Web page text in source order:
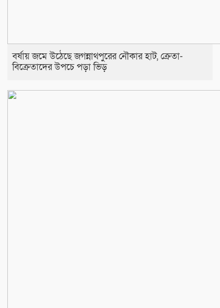
বর্ষায় জমে উঠেছে জগন্নাথপুরের নৌকার হাট, ক্রেতা-
বিক্রেতাদের উপচে পড়া ভিড়